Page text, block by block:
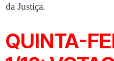
da Justiça.
QUINTA-